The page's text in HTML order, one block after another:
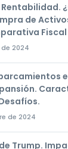
de
Fiscal
2024
de 2024
de Trump.